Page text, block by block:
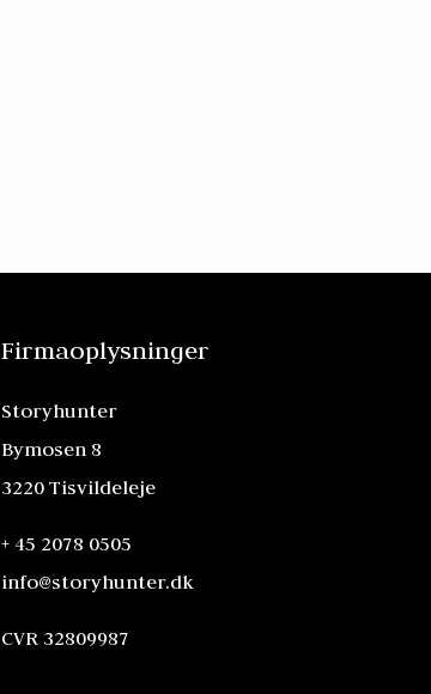
Firmaoplysninger
Storyhunter
Bymosen 8
3220 Tisvildeleje
+ 45 2078 0505
info@storyhunter.dk
CVR 32809987